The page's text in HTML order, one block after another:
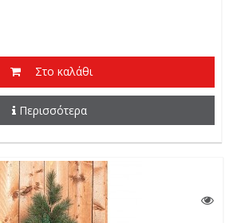
Στο καλάθι
Περισσότερα